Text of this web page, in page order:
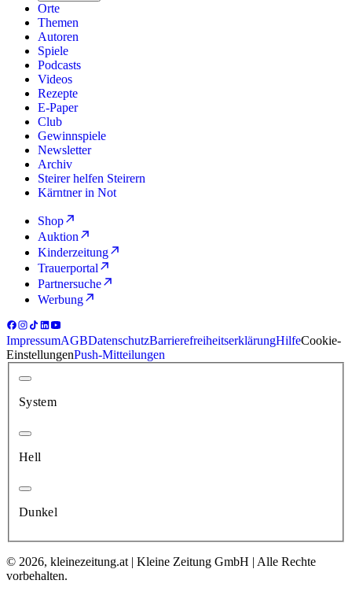
Orte
Themen
Autoren
Spiele
Podcasts
Videos
Rezepte
E-Paper
Club
Gewinnspiele
Newsletter
Archiv
Steirer helfen Steirern
Kärntner in Not
Shop
Auktion
Kinderzeitung
Trauerportal
Partnersuche
Werbung
ImpressumAGBDatenschutzBarrierefreiheitserklärungHilfeCookie-
EinstellungenPush-Mitteilungen
System
Hell
Dunkel
© 2026, kleinezeitung.at | Kleine Zeitung GmbH | Alle Rechte
vorbehalten.